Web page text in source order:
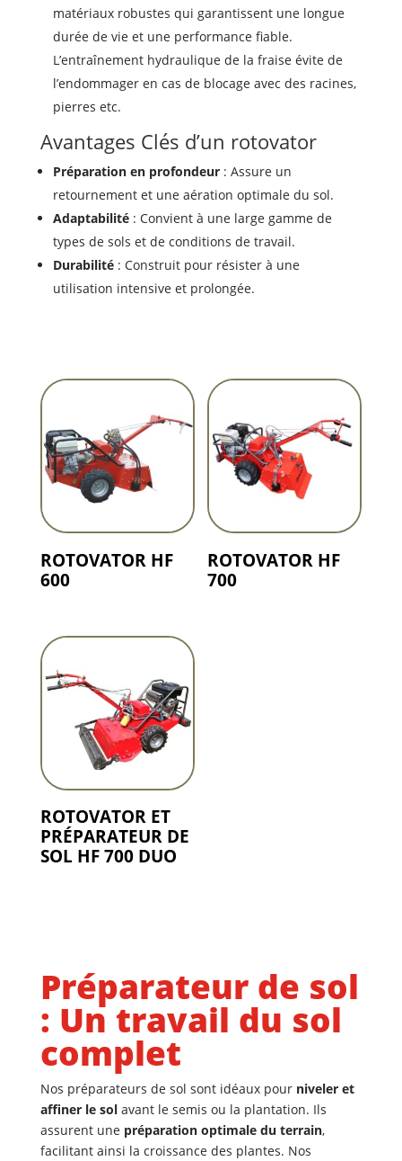
matériaux robustes qui garantissent une longue
durée de vie et une performance fiable.
L’entraînement hydraulique de la fraise évite de
l’endommager en cas de blocage avec des racines,
pierres etc.
Avantages Clés d’un rotovator
Préparation en profondeur: Assure un
retournement et une aération optimale du sol.
Adaptabilité: Convient à une large gamme de
types de sols et de conditions de travail.
Durabilité: Construit pour résister à une
utilisation intensive et prolongée.
ROTOVATOR HF
600
ROTOVATOR HF
700
ROTOVATOR ET
PRÉPARATEUR DE
SOL HF 700 DUO
Préparateur de sol
: Un travail du sol
complet
Nos préparateurs de sol sont idéaux pour niveler et
affiner le solavant le semis ou la plantation. Ils
assurent une préparation optimale du terrain,
facilitant ainsi la croissance des plantes. Nos